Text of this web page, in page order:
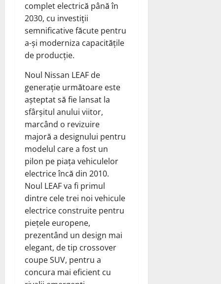
complet electrică până în
2030, cu investiții
semnificative făcute pentru
a-și moderniza capacitățile
de producție.
Noul Nissan LEAF de
generație următoare este
așteptat să fie lansat la
sfârșitul anului viitor,
marcând o revizuire
majoră a designului pentru
modelul care a fost un
pilon pe piața vehiculelor
electrice încă din 2010.
Noul LEAF va fi primul
dintre cele trei noi vehicule
electrice construite pentru
piețele europene,
prezentând un design mai
elegant, de tip crossover
coupe SUV, pentru a
concura mai eficient cu